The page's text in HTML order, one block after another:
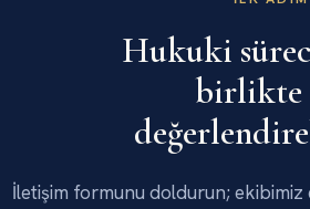
Hukuki
birlikte
İletişim formunu doldurun; ekibimiz